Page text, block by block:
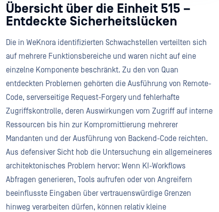
Übersicht über die Einheit 515 –
Entdeckte Sicherheitslücken
Die in WeKnora identifizierten Schwachstellen verteilten sich
auf mehrere Funktionsbereiche und waren nicht auf eine
einzelne Komponente beschränkt. Zu den von Quan
entdeckten Problemen gehörten die Ausführung von Remote-
Code, serverseitige Request-Forgery und fehlerhafte
Zugriffskontrolle, deren Auswirkungen vom Zugriff auf interne
Ressourcen bis hin zur Kompromittierung mehrerer
Mandanten und der Ausführung von Backend-Code reichten.
Aus defensiver Sicht hob die Untersuchung ein allgemeineres
architektonisches Problem hervor: Wenn KI-Workflows
Abfragen generieren, Tools aufrufen oder von Angreifern
beeinflusste Eingaben über vertrauenswürdige Grenzen
hinweg verarbeiten dürfen, können relativ kleine